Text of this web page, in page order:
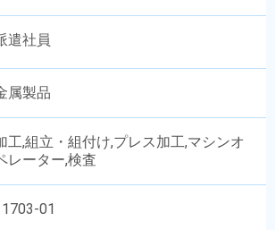
遣社員
属製品
工,組立・組付け,プレス加工,マシンオ
レーター,検査
01